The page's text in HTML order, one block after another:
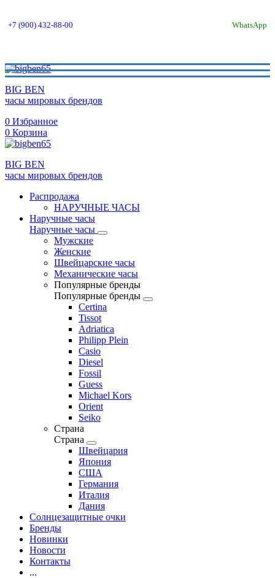
+7 (900) 432-88-00 WhatsApp
BIG BEN
часы мировых брендов
0 Избранное
0 Корзина
BIG BEN
часы мировых брендов
Распродажа
НАРУЧНЫЕ ЧАСЫ
Наручные часы
Наручные часы
Мужские
Женские
Швейцарские часы
Механические часы
Популярные бренды
Популярные бренды
Certina
Tissot
Adriatica
Philipp Plein
Casio
Diesel
Fossil
Guess
Michael Kors
Orient
Seiko
Страна
Страна
Швейцария
Япония
США
Германия
Италия
Дания
Солнцезащитные очки
Бренды
Новинки
Новости
Контакты
...